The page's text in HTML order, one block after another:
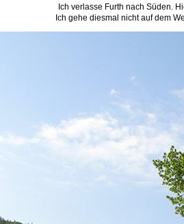
Ich verlasse Furth nach Süden.
Ich gehe diesmal nicht auf dem